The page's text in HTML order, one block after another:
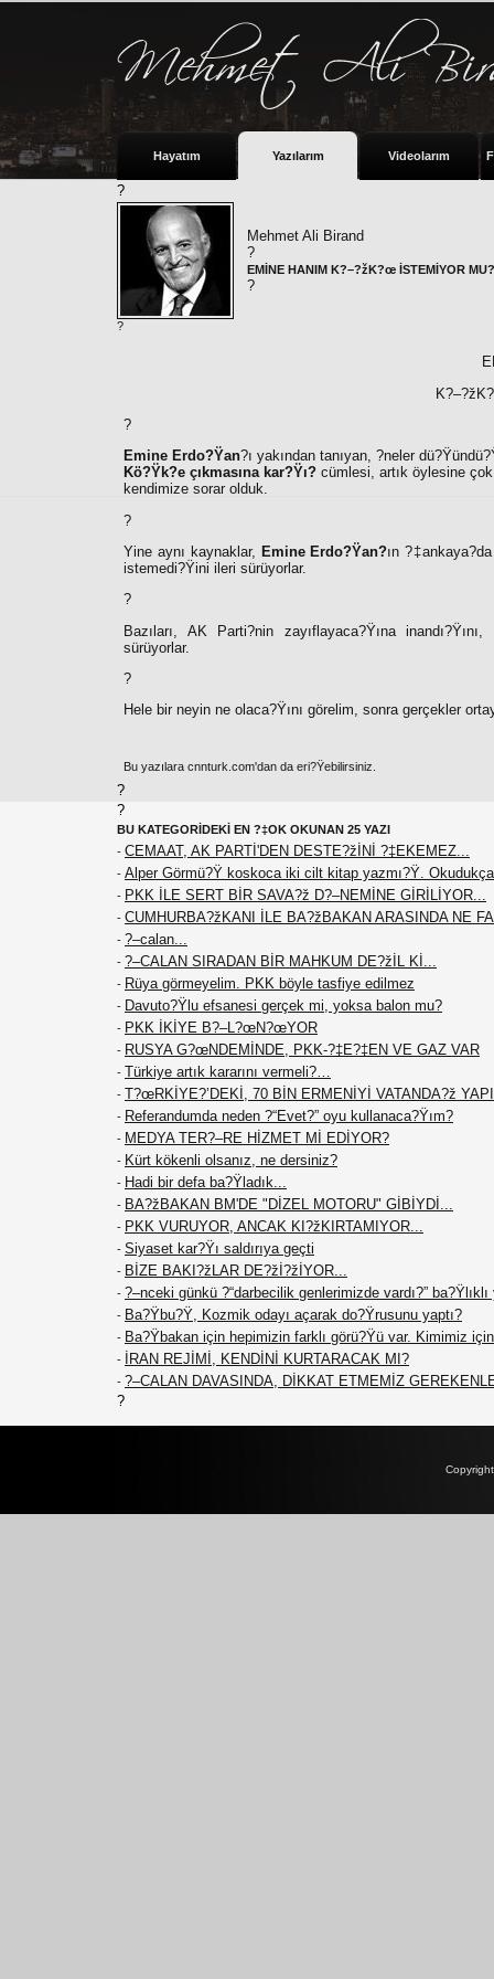
Hayatım Yazılarım Videolarım
?
Mehmet Ali Birand
?
EMİNE HANIM K?–?žK?œ İSTEMİYOR MU?
?
?
?
Emine Erdo?Ÿan?ı yakından tanıyan,?neler
Kö?Ÿk?e çıkmasına kar?Ÿı? cümlesi, artık öylesine
kendimize sorar olduk.
?
Yine aynı kaynaklar,
Emine Erdo?Ÿan?ın
istemedi?Ÿini ileri sürüyorlar.
?
Bazıları, AK Parti?nin zayıflayaca?Ÿına inandı?Ÿını,
sürüyorlar.
?
Hele bir neyin ne olaca?Ÿını görelim, sonra gerçekler
Bu yazılara cnnturk.com'dan da eri?Ÿebilirsiniz.
?
?
BU KATEGORİDEKİ EN ?‡OK OKUNAN 25 YAZI
- CEMAAT, AK PARTİ'DEN DESTE?žİNİ ?‡EKEMEZ...
- Alper Görmü?Ÿ koskoca iki cilt kitap yazmı?Ÿ.
- PKK İLE SERT BİR SAVA?ž D?–NEMİNE GİRİLİYOR...
- CUMHURBA?žKANI İLE BA?žBAKAN ARASINDA NE
- ?–calan...
- ?–CALAN SIRADAN BİR MAHKUM DE?žİL Kİ...
- Rüya görmeyelim. PKK böyle tasfiye edilmez
- Davuto?Ÿlu efsanesi gerçek mi, yoksa balon mu?
- PKK İKİYE B?–L?œN?œYOR
- RUSYA G?œNDEMİNDE, PKK-?‡E?‡EN VE GAZ VAR
- Türkiye artık kararını vermeli?…
- T?œRKİYE?’DEKİ, 70 BİN ERMENİYİ VATANDA?ž
- Referandumda neden ?“Evet?” oyu kullanaca?Ÿım?
- MEDYA TER?–RE HİZMET Mİ EDİYOR?
- Kürt kökenli olsanız, ne dersiniz?
- Hadi bir defa ba?Ÿladık...
- BA?žBAKAN BM'DE "DİZEL MOTORU" GİBİYDİ...
- PKK VURUYOR, ANCAK KI?žKIRTAMIYOR...
- Siyaset kar?Ÿı saldırıya geçti
- BİZE BAKI?žLAR DE?žİ?žİYOR...
- ?–nceki günkü ?“darbecilik genlerimizde vardı?”
- Ba?Ÿbu?Ÿ, Kozmik odayı açarak do?Ÿrusunu yaptı?
- Ba?Ÿbakan için hepimizin farklı görü?Ÿü var. Kimimiz
- İRAN REJİMİ, KENDİNİ KURTARACAK MI?
- ?–CALAN DAVASINDA, DİKKAT ETMEMİZ
?